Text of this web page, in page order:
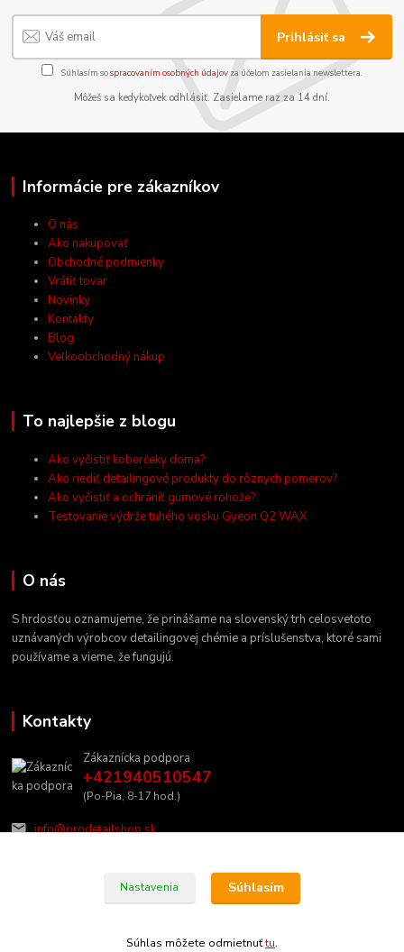
Prihlásiť sa
Súhlasím sospracovaním osobných údajov za účelom zasielania newslettera.
Môžeš sa kedykoľvek odhlásiť. Zasielame raz za 14 dní.
Informácie pre zákazníkov
O nás
Ako nakupovať
Obchodné podmienky
Vrátiť tovar
Novinky
Kontakty
Blog
Veľkoobchodný nákup
To najlepšie z blogu
Ako vyčistiť koberčeky doma?
Ako riediť detailingové produkty do rôznych pomerov?
Ako vyčistiť a ochrániť gumové rohože?
Testovanie výdrže tuhého vosku Gyeon Q2 WAX
O nás
S hrdosťou oznamujeme, že prinášame na slovenský trh celosvetoto
uznávaných výrobcov detailingovej chémie a príslušenstva, ktoré sami
používame a vieme, že fungujú.
Kontakty
Zákaznícka podpora
+421940510547
(Po-Pia, 8-17 hod.)
info@prodetailshop.sk
Nastavenia Súhlasím
Súhlas môžete odmietnuťtu.